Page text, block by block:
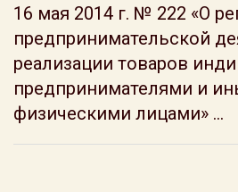
16 мая 2014 г. № 222 «О
предпринимательской
реализации товаров
предпринимателями и
физическими лицами» ...